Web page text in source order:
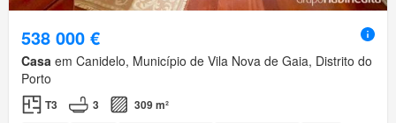
538 000 €
Casa em Canidelo, Município de Vila Nova de Gaia, Distrito do
Porto
T3 3 309 m²